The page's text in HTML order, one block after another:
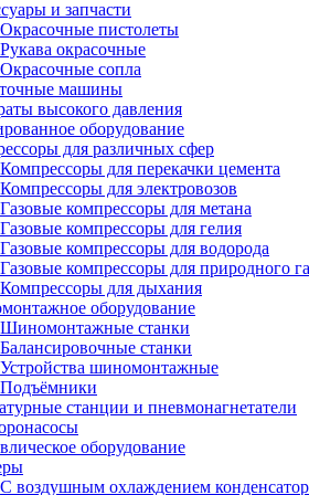
и запчасти
Окрасочные пистолеты
Рукава окрасочные
Окрасочные сопла
машины
высокого давления
оборудование
для различных сфер
Компрессоры для перекачки цемента
Компрессоры для электровозов
Газовые компрессоры для метана
Газовые компрессоры для гелия
Газовые компрессоры для водорода
Газовые компрессоры для природного
Компрессоры для дыхания
оборудование
Шиномонтажные станки
Балансировочные станки
Устройства шиномонтажные
Подъёмники
станции и пневмонагнетатели
оборудование
С воздушным охлаждением